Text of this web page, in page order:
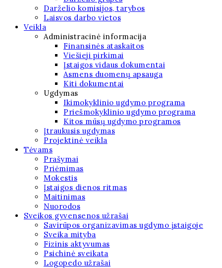
Darželio komisijos, tarybos
Laisvos darbo vietos
Veikla
Administracinė informacija
Finansinės ataskaitos
Viešieji pirkimai
Įstaigos vidaus dokumentai
Asmens duomenų apsauga
Kiti dokumentai
Ugdymas
Ikimokyklinio ugdymo programa
Priešmokyklinio ugdymo programa
Kitos mūsų ugdymo programos
Įtraukusis ugdymas
Projektinė veikla
Tėvams
Prašymai
Priėmimas
Mokestis
Įstaigos dienos ritmas
Maitinimas
Nuorodos
Sveikos gyvensenos užrašai
Savirūpos organizavimas ugdymo įstaigoje
Sveika mityba
Fizinis aktyvumas
Psichinė sveikata
Logopedo užrašai